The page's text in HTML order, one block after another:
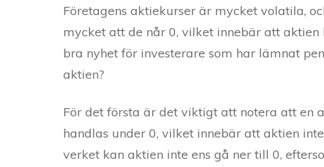
Företagens aktiekurser är mycket volatila,
mycket att de når 0, vilket innebär att
bra nyhet för investerare som har lämnat
aktien?
För det första är det viktigt att notera att en
handlas under 0, vilket innebär att aktien
verket kan aktien inte ens gå ner till 0,